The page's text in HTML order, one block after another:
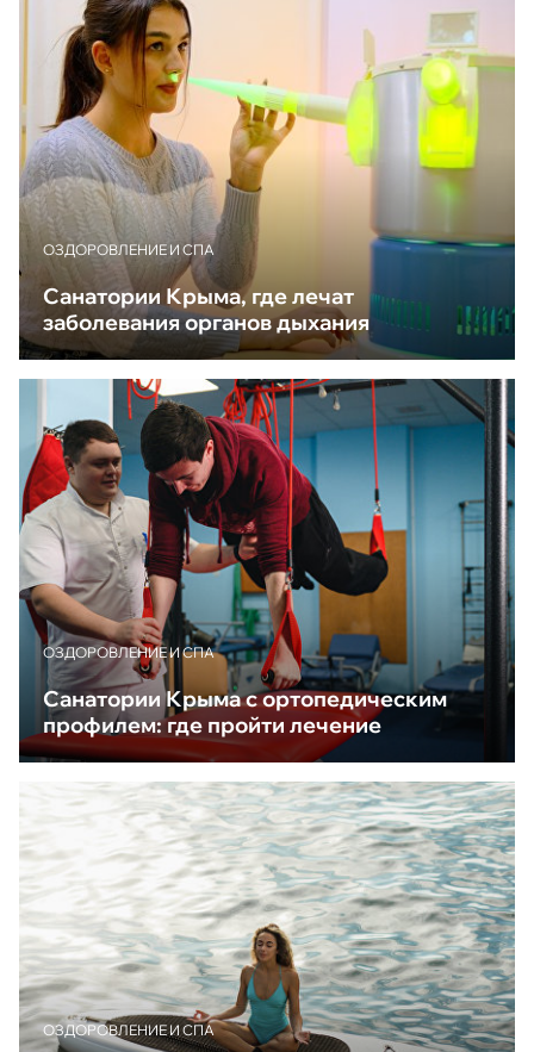
ОЗДОРОВЛЕНИЕ И СПА
Санатории Крыма, где лечат
заболевания органов дыхания
ОЗДОРОВЛЕНИЕ И СПА
Санатории Крыма с ортопедическим
профилем: где пройти лечение
ОЗДОРОВЛЕНИЕ И СПА